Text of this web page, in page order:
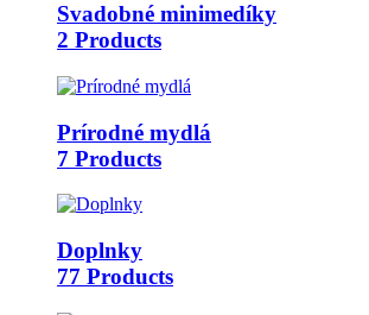
Svadobné minimedíky
2 Products
Prírodné mydlá
7 Products
Doplnky
77 Products